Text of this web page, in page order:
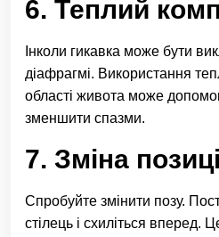
6. Теплий
Інколи гикавка може бути
діафрагмі. Використання
області живота може
зменшити спазми.
7. Зміна
Спробуйте змінити позу.
стілець і схиліться вперед.